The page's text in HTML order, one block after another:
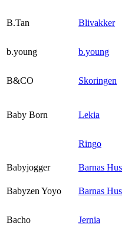
B.Tan Blivakker
b.young
b.young
B&CO Skoringen
Baby Born Lekia
Ringo
Babyjogger
Barnas Hus
Babyzen Yoyo
Barnas Hus
Bacho Jernia